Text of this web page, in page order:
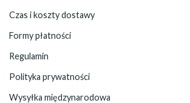
Czas i koszty dostawy
Formy płatności
Regulamin
Polityka prywatności
Wysyłka międzynarodowa